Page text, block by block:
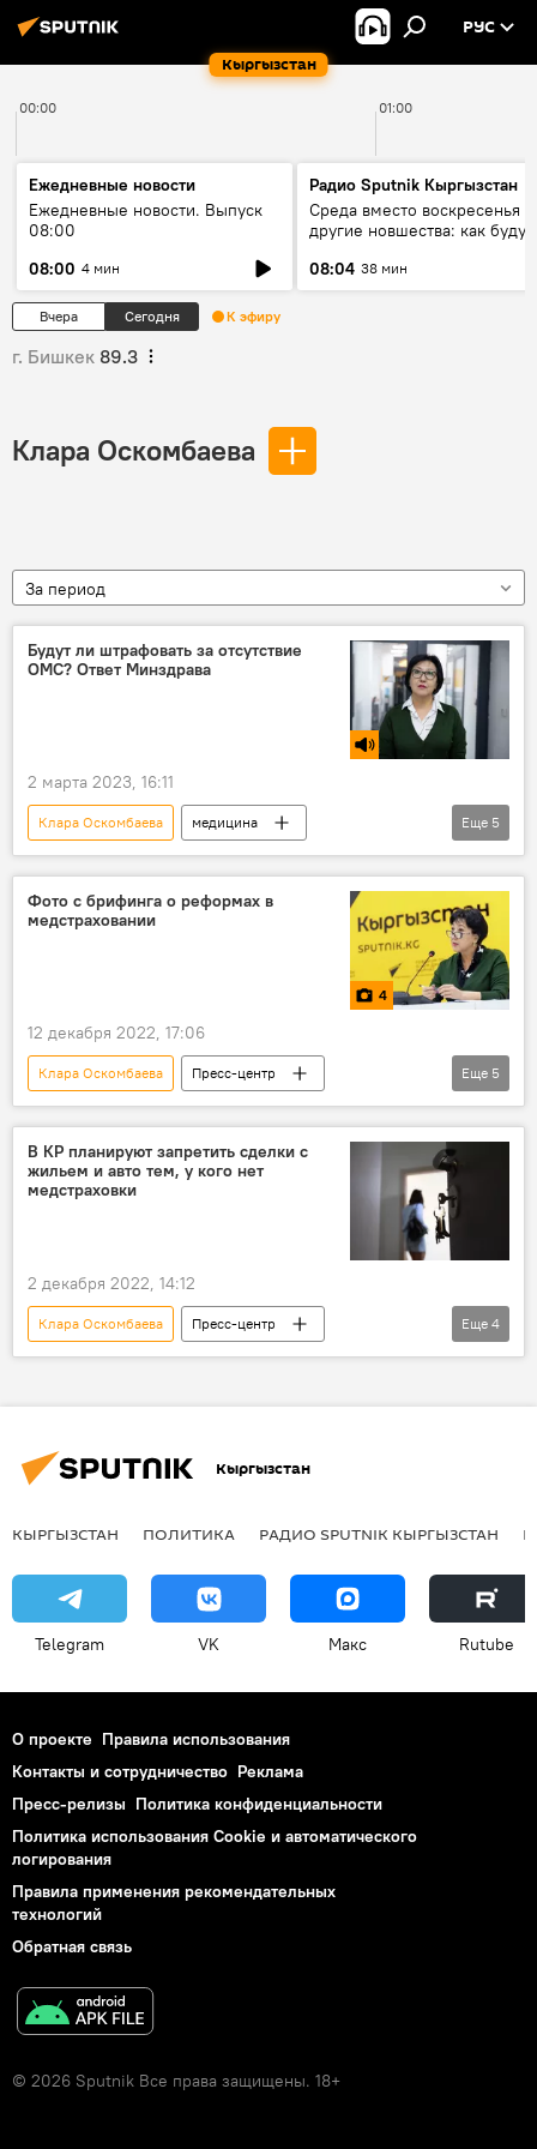
Кыргызстан
РУС
00:00 01:00
Ежедневные новости
Ежедневные новости. Выпуск
08:00
08:00 4 мин
Радио Sputnik Кыргызстан
Среда вместо воскресенья и
другие новшества: как будут
08:04 38 мин
Вчера Сегодня К эфиру
г. Бишкек 89.3
Клара Оскомбаева
За период
Будут ли штрафовать за отсутствие
ОМС? Ответ Минздрава
2 марта 2023, 16:11
Клара Оскомбаева
медицина
Радио Sputnik Кыргызстан
медицинская страховка
ОМС
Кыргызстан
Еще 5
Фото с брифинга о реформах в
медстраховании
4
12 декабря 2022, 17:06
Клара Оскомбаева
Пресс-центр
Пресс-фото
ФОМС
брифинг
медицинское страхование
фото
Еще 5
В КР планируют запретить сделки с
жильем и авто тем, у кого нет
медстраховки
2 декабря 2022, 14:12
Клара Оскомбаева
Пресс-центр
Кыргызстан
ФОМС
Еще 4
Кыргызстан
КЫРГЫЗСТАН ПОЛИТИКА РАДИО SPUTNIK КЫРГЫЗСТАН
Telegram VK Макс Rutube
О проекте Правила использования
Контакты и сотрудничество Реклама
Пресс-релизы Политика конфиденциальности
Политика использования Cookie и автоматического
логирования
Правила применения рекомендательных
технологий
Обратная связь
© 2026 Sputnik Все права защищены. 18+